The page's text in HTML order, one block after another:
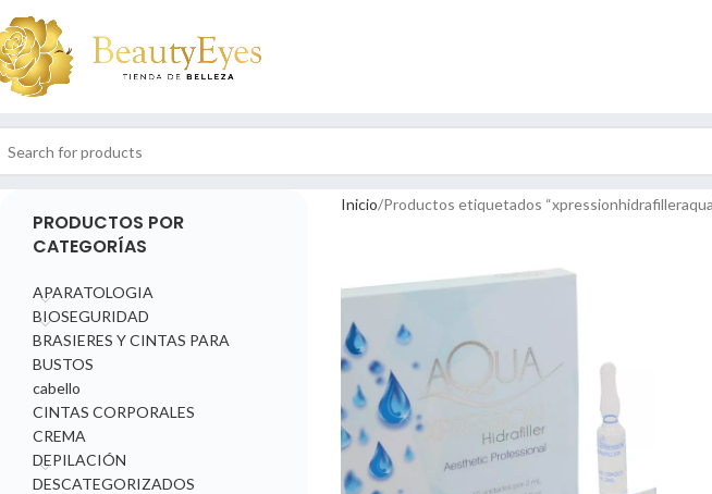
PRODUCTOS POR
CATEGORÍAS
APARATOLOGIA
BIOSEGURIDAD
BRASIERES Y CINTAS PARA
BUSTOS
cabello
CINTAS CORPORALES
CREMA
DEPILACIÓN
DESCATEGORIZADOS
Inicio Productos etiquetados